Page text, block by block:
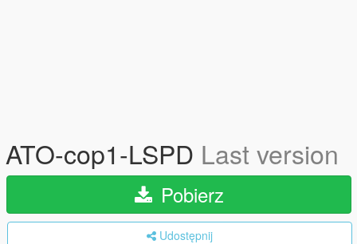
ATO-cop1-LSPD Last version
Pobierz
Udostępnij